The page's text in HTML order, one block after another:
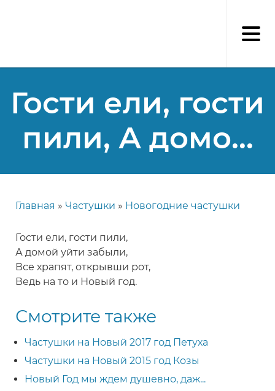
Гости ели, гости
пили, А домо...
навигации
Главная Частушки Новогодние частушки
Гости ели, гости пили,
А домой уйти забыли,
Все храпят, открывши рот,
Ведь на то и Новый год.
Смотрите также
Частушки на Новый 2017 год Петуха
Частушки на Новый 2015 год Козы
Новый Год мы ждем душевно, даж...